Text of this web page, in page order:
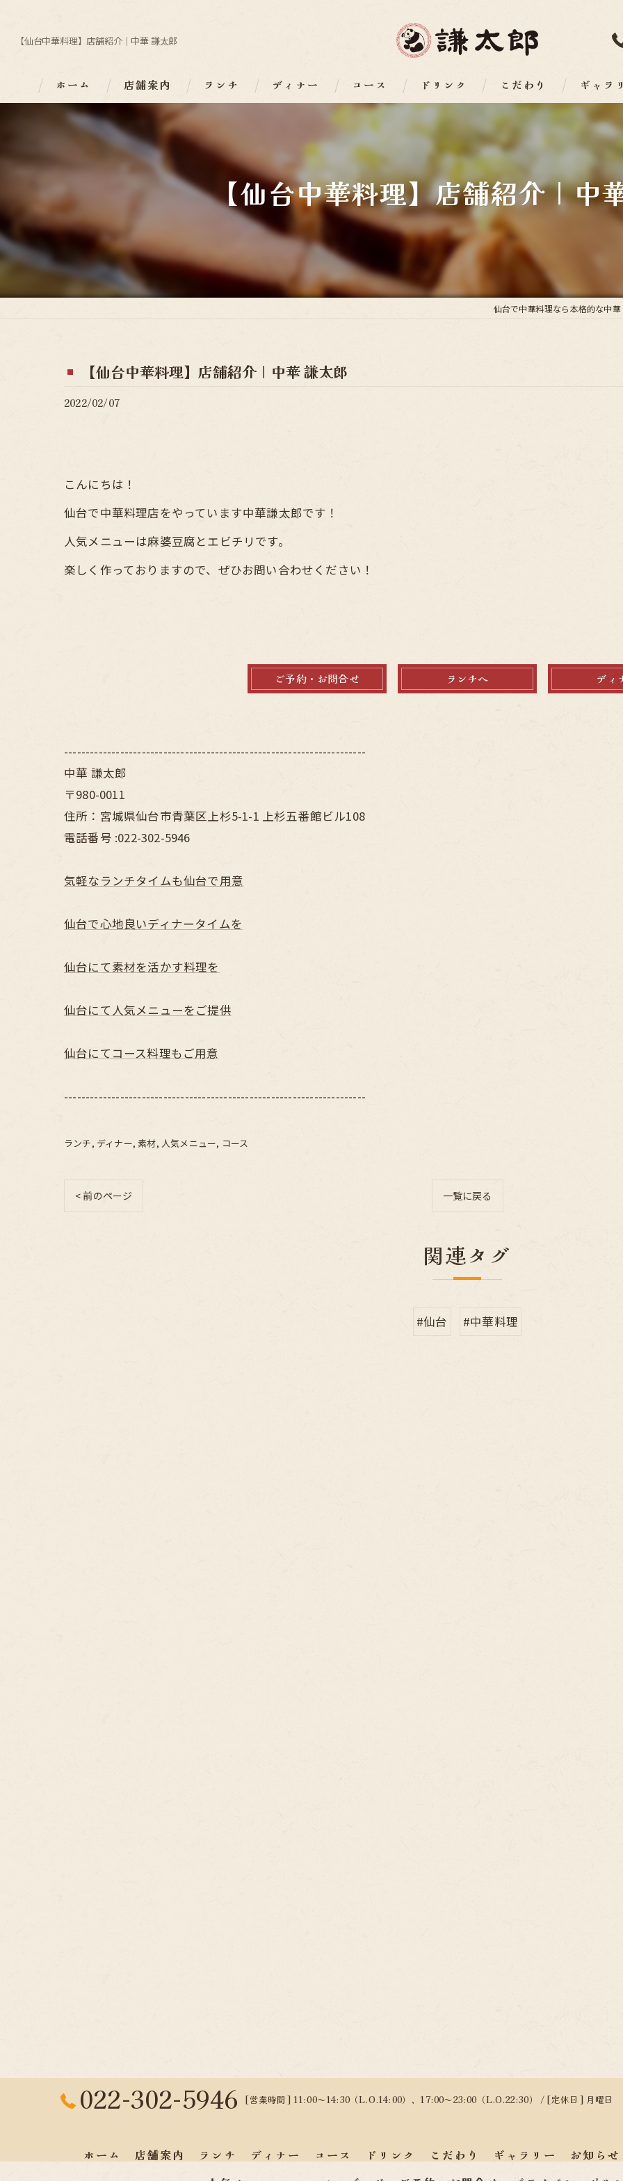
【仙台中華料理】店舗紹介｜中華 謙太郎
ホーム 店舗案内 ランチ ディナー コース ドリンク こだわり ギャラ
【仙台中華料理】店舗紹介｜中
仙台で中華料理なら本格的な中
【仙台中華料理】店舗紹介｜中華 謙太郎
2022/02/07
こんにちは！
仙台で中華料理店をやっています中華謙太郎です！
人気メニューは麻婆豆腐とエビチリです。
楽しく作っておりますので、ぜひお問い合わせください！
ご予約・お問合せ ランチへ ディ
----------------------------------------------------------------------
中華 謙太郎
〒980-0011
住所：宮城県仙台市青葉区上杉5-1-1 上杉五番館ビル108
電話番号 :022-302-5946
気軽なランチタイムも仙台で用意
仙台で心地良いディナータイムを
仙台にて素材を活かす料理を
仙台にて人気メニューをご提供
仙台にてコース料理もご用意
----------------------------------------------------------------------
ランチ ディナー 素材 人気メニュー コース
< 前のページ 一覧に戻る
関連タグ
#仙台 #中華料理
022-302-5946 [営業時間] 11:00～14:30（L.O.14:00）、17:00～23:00（L.O.22:30） / [定休日] 月曜日
ホーム 店舗案内 ランチ ディナー コース ドリンク こだわり ギャラリー
お知らせ